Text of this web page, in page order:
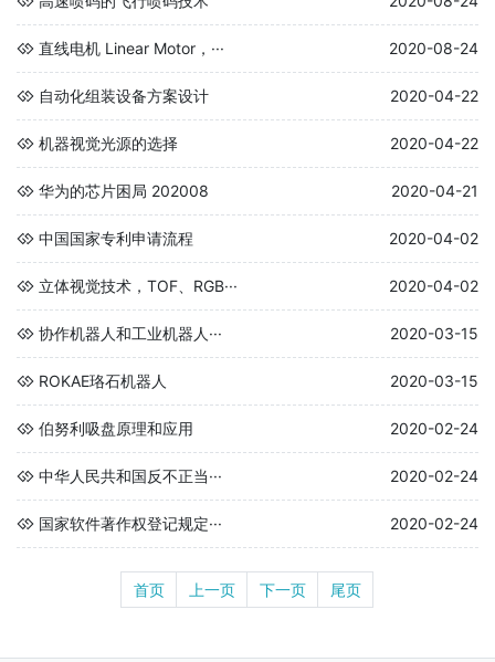
直线电机 Linear Motor，··· 2020-08-24
自动化组装设备方案设计 2020-04-22
机器视觉光源的选择 2020-04-22
华为的芯片困局 202008 2020-04-21
中国国家专利申请流程 2020-04-02
立体视觉技术，TOF、RGB··· 2020-04-02
协作机器人和工业机器人··· 2020-03-15
ROKAE珞石机器人 2020-03-15
伯努利吸盘原理和应用 2020-02-24
中华人民共和国反不正当··· 2020-02-24
国家软件著作权登记规定··· 2020-02-24
首页 上一页 下一页 尾页